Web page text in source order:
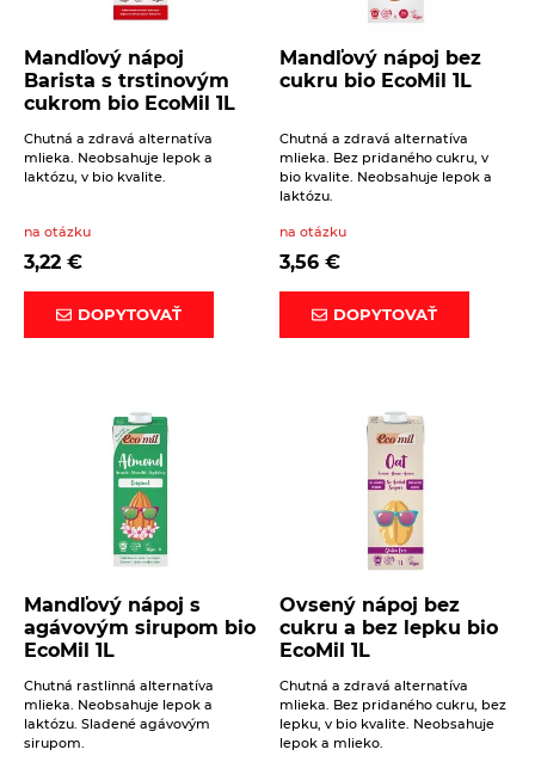
Mandľový nápoj
Barista s trstinovým
cukrom bio EcoMil 1L
Chutná a zdravá alternatíva
mlieka. Neobsahuje lepok a
laktózu, v bio kvalite.
na otázku
3,22 €
DOPYTOVAŤ
Mandľový nápoj bez
cukru bio EcoMil 1L
Chutná a zdravá alternatíva
mlieka. Bez pridaného cukru, v
bio kvalite. Neobsahuje lepok a
laktózu.
na otázku
3,56 €
DOPYTOVAŤ
Mandľový nápoj s
agávovým sirupom bio
EcoMil 1L
Chutná rastlinná alternatíva
mlieka. Neobsahuje lepok a
laktózu. Sladené agávovým
sirupom.
Ovsený nápoj bez
cukru a bez lepku bio
EcoMil 1L
Chutná a zdravá alternatíva
mlieka. Bez pridaného cukru, bez
lepku, v bio kvalite. Neobsahuje
lepok a mlieko.